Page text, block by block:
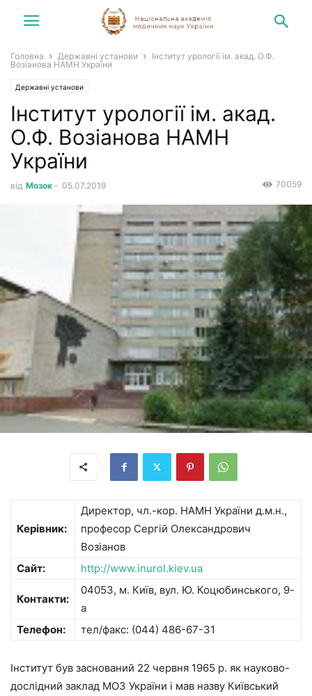
Головна Державні установи
Інститут урології ім. акад. О.Ф.
Возіанова НАМН України
Державні установи
Інститут урології ім. акад.
О.Ф. Возіанова НАМН
України
від Мозок - 05.07.2019 70059
Керівник:
Директор, чл.-кор. НАМН України д.м.н.,
професор Сергій Олександрович
Возіанов
Сайт:
http://www.inurol.kiev.ua
Контакти:
04053, м. Київ, вул. Ю. Коцюбинського, 9-
а
Телефон:
тел/факс: (044) 486-67-31
Інститут був заснований 22 червня 1965 р. як науково-
дослідний заклад МОЗ України і мав назву Київський